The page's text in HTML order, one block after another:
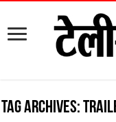
Tag Archives: